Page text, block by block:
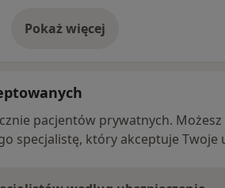
Pokaż więcej
o adresie
pacjentów prywatnych. Możesz
specjalistę, który akceptuje Twoje